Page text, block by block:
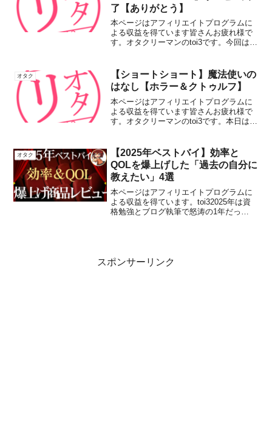
了【ありがとう】
本ページはアフィリエイトプログラムに
よる収益を得ています皆さんお疲れ様で
す。オタクリーマンのtoi3です。今回は悲
MISSION』が2022年6月30日を...
オタク
【ショートショート】魔法使いの
はなし【ホラー＆クトゥルフ】
本ページはアフィリエイトプログラムに
よる収益を得ています皆さんお疲れ様で
す。オタクリーマンのtoi3です。本日は、
す。魔法使いのはなし昨日と同じ、い
や、確か一昨日も同じ服...
オタク
【2025年ベストバイ】効率と
QOLを爆上げした「過去の自分に
教えたい」4選
本ページはアフィリエイトプログラムに
よる収益を得ています。toi32025年は資
格勉強とブログ執筆で怒涛の1年だっ
スポンサーリンク